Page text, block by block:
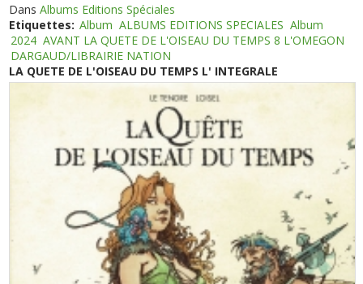
DansAlbums Editions Spéciales
Etiquettes: Album ALBUMS EDITIONS SPECIALES Album
2024 AVANT LA QUETE DE L'OISEAU DU TEMPS 8 L'OMEGON
DARGAUD/LIBRAIRIE NATION
LA QUETE DE L'OISEAU DU TEMPS L' INTEGRALE